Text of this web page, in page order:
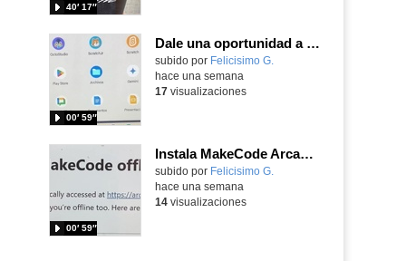
40′ 17″
Dale una oportunidad a los Chromebooks y utiliza un proyector para realizar talleres si no tienes pantallas táctiles
Contenido educativo.
subido por Felicisimo G.
00′ 59″
hace una semana
17visualizaciones
Instala MakeCode Arcade para trabajar offline en tu tablet, ordenador, Chromebook
Contenido educativo.
subido por Felicisimo G.
00′ 59″
hace una semana
14visualizaciones